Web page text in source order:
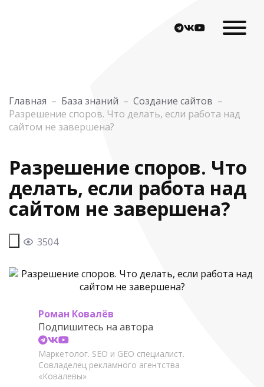
Главная – База знаний – Создание сайтов –
Разрешение споров. Что делать, если работа над
сайтом не завершена?
Разрешение споров. Что
делать, если работа над
сайтом не завершена?
3504
Роман Ковалёв
Подпишитесь на автора
Маркетолог. SEO и GEO специалист.
Совладелец рекламного агентства
«Ковалевы»